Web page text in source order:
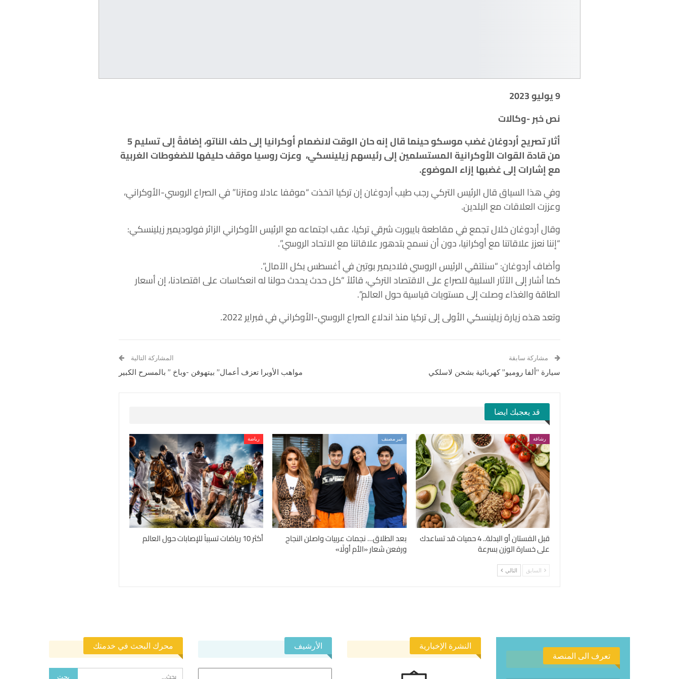
9 يوليو 2023
نص خبر -وكالات
أثار تصريح أردوغان غضب موسكو حينما قال إنه حان الوقت لانضمام أوكرانيا إلى حلف الناتو، إضافةً إلى تسليم 5
من قادة القوات الأوكرانية المستسلمين إلى رئيسهم زيلينسكي، وعزت روسيا موقف حليفها للضغوطات الغربية
مع إشارات إلى غضبها إزاء الموضوع.
وفي هذا السياق قال الرئيس التركي رجب طيب أردوغان إن تركيا اتخذت “موقفا عادلا ومتزنا” في الصراع الروسي-الأوكراني،
وعززت العلاقات مع البلدين.
وقال أردوغان خلال تجمع في مقاطعة بايبورت شرقي تركيا، عقب اجتماعه مع الرئيس الأوكراني الزائر فولوديمير زيلينسكي:
“إننا نعزز علاقاتنا مع أوكرانيا، دون أن نسمح بتدهور علاقاتنا مع الاتحاد الروسي”.
وأضاف أردوغان: “سنلتقي الرئيس الروسي فلاديمير بوتين في أغسطس بكل الآمال”.
كما أشار إلى الآثار السلبية للصراع على الاقتصاد التركي، قائلاً “كل حدث يحدث حولنا له انعكاسات على اقتصادنا، إن أسعار
الطاقة والغذاء وصلت إلى مستويات قياسية حول العالم”.
وتعد هذه زيارة زيلينسكي الأولى إلى تركيا منذ اندلاع الصراع الروسي-الأوكراني في فبراير 2022.
مشاركة سابقة
سيارة “ألفا روميو” كهربائية بشحن لاسلكي
المشاركة التالية
مواهب الأوبرا تعزف أعمال” بيتهوفن -وباخ ” بالمسرح الكبير
قد يعجبك ايضا
رشاقة
قبل الفستان أو البدلة.. 4 حميات قد تساعدك
على خسارة الوزن بسرعة
غير مصنف
بعد الطلاق… نجمات عربيات واصلن النجاح
ورفعن شعار «الأم أولًا»
رياضة
أكثر 10 رياضات تسبباً للإصابات حول العالم
السابق التالي
تعرف الى المنصة
النشرة الإخبارية الأرشيف محرك البحث في خدمتك